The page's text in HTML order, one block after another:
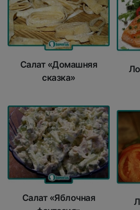
Салат «Домашняя
сказка»
Салат «Яблочная